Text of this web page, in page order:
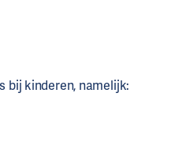
bij kinderen, namelijk: